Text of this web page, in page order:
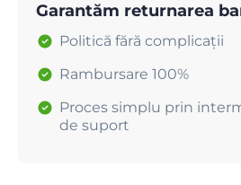
Garantăm returnarea
Politică fără complicații
Rambursare 100%
Proces simplu prin
de suport